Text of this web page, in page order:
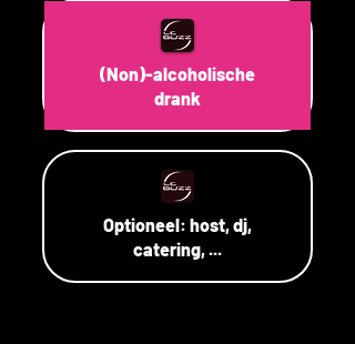
(Non)-alcoholische
drank
Optioneel: host, dj,
catering, ...